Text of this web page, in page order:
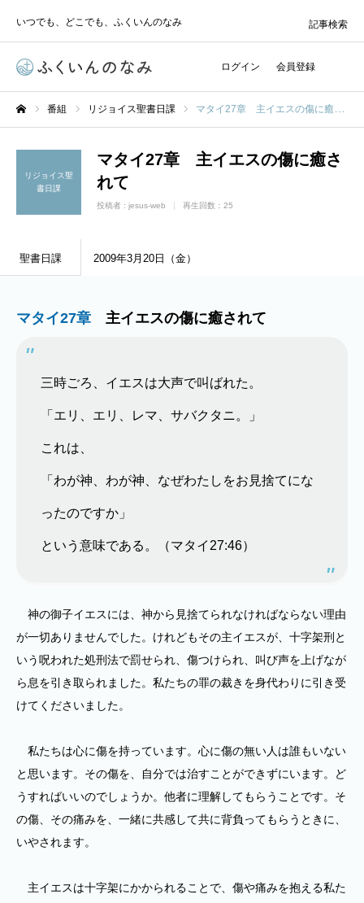
いつでも、どこでも、ふくいんのなみ
ログイン 会員登録
記事検索
番組 リジョイス聖書日課 マタイ27章 主イエスの傷に癒されて
リジョイス聖
書日課
マタイ27章 主イエスの傷に癒さ
れて
投稿者 : jesus-web 再生回数：25
聖書日課 2009年3月20日（金）
マタイ27章 主イエスの傷に癒されて
三時ごろ、イエスは大声で叫ばれた。
「エリ、エリ、レマ、サバクタニ。」
これは、
「わが神、わが神、なぜわたしをお見捨てにな
ったのですか」
という意味である。（マタイ27:46）
神の御子イエスには、神から見捨てられなければならない理由
が一切ありませんでした。けれどもその主イエスが、十字架刑と
いう呪われた処刑法で罰せられ、傷つけられ、叫び声を上げなが
ら息を引き取られました。私たちの罪の裁きを身代わりに引き受
けてくださいました。
私たちは心に傷を持っています。心に傷の無い人は誰もいない
と思います。その傷を、自分では治すことができずにいます。ど
うすればいいのでしょうか。他者に理解してもらうことです。そ
の傷、その痛みを、一緒に共感して共に背負ってもらうときに、
いやされます。
主イエスは十字架にかかられることで、傷や痛みを抱える私た